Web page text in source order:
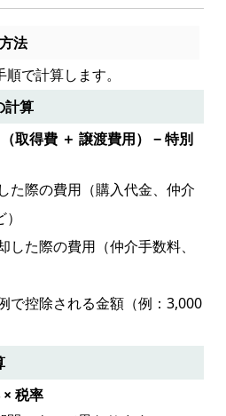
法
で計算します。
計算
取得費 ＋ 譲渡費用） − 特別
た際の費用（購入代金、仲介
した際の費用（仲介手数料、
で控除される金額（例：3,000
税率